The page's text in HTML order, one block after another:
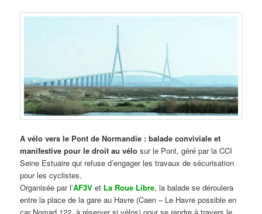
A vélo vers le Pont de Normandie : balade conviviale et
manifestive pour le droit au vélo sur le Pont, géré par la CCI
Seine Estuaire qui refuse d’engager les travaux de sécurisation
pour les cyclistes.
Organisée par l’AF3V et La Roue Libre, la balade se déroulera
entre la place de la gare au Havre (Caen – Le Havre possible en